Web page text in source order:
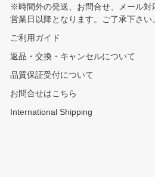
※時間外の発送、お問合せ、メール対
営業日以降となります。ご了承下さい。
ご利用ガイド
返品・交換・キャンセルについて
品質保証受付について
お問合せはこちら
International Shipping